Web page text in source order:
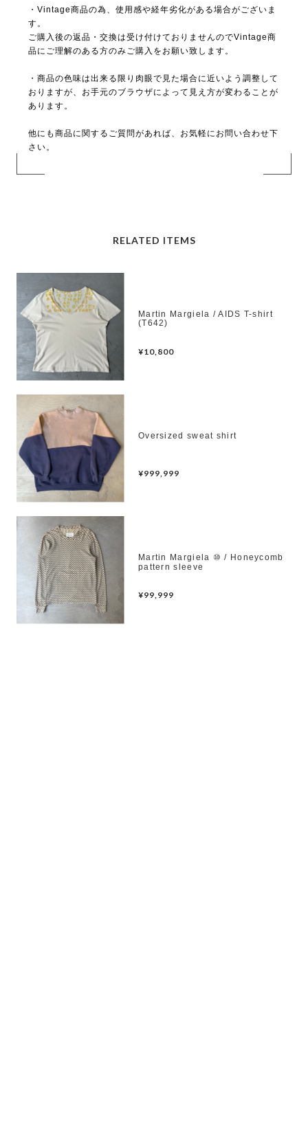
・Vintage商品の為、使用感や経年劣化がある場合がございま
す。
ご購入後の返品・交換は受け付けておりませんのでVintage商
品にご理解のある方のみご購入をお願い致します。
・商品の色味は出来る限り肉眼で見た場合に近いよう調整して
おりますが、お手元のブラウザによって見え方が変わることが
あります。
他にも商品に関するご質問があれば、お気軽にお問い合わせ下
さい。
RELATED ITEMS
Martin Margiela / AIDS T-shirt
(T642)
¥10,800
Oversized sweat shirt
¥999,999
Martin Margiela ⑩ / Honeycomb
pattern sleeve
¥99,999